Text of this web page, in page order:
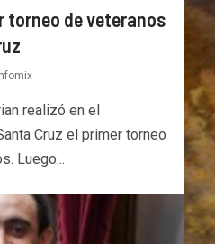
torneo de veteranos
realizó en el
Cruz el primer torneo
Luego...